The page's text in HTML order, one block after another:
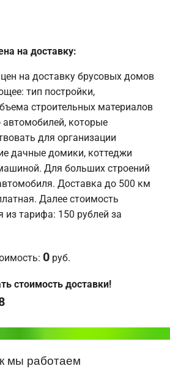
на доставку:
на доставку брусовых домов
тип постройки,
строительных материалов
автомобилей, которые
для организации
дачные домики, коттеджи
Для больших строений
Доставка до 500 км
Далее стоимость
из тарифа: 150 рублей за
0 руб.
стоимость доставки!
мы работаем